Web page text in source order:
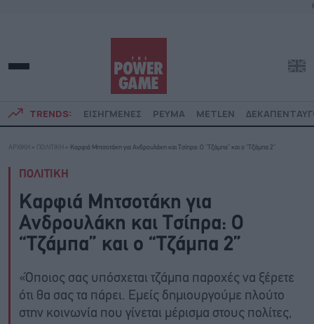
TRENDS: ΕΙΣΗΓΜΕΝΕΣ ΡΕΥΜΑ METLEN
ΑΡΧΙΚΗ » ΠΟΛΙΤΙΚΗ » Καρφιά Μητσοτάκη για Ανδρουλάκη και Τσίπρα: Ο “Τζάμπα” και ο “Τζάμπα 2”
ΠΟΛΙΤΙΚΗ
Καρφιά Μητσοτάκη για
Ανδρουλάκη και Τσίπρα: Ο
“Τζάμπα” και ο “Τζάμπα 2”
«Όποιος σας υπόσχεται τζάμπα παροχές να ξέρετε
ότι θα σας τα πάρει. Εμείς δημιουργούμε πλούτο
στην κοινωνία που γίνεται μέρισμα στους πολίτες,